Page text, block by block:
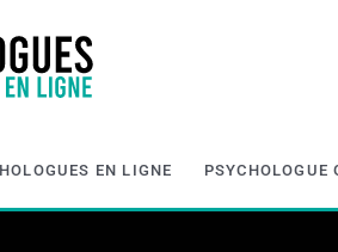
EN LIGNE PSYCHOLOGUE